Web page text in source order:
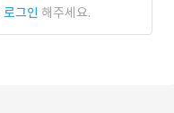
로그인 해주세요.